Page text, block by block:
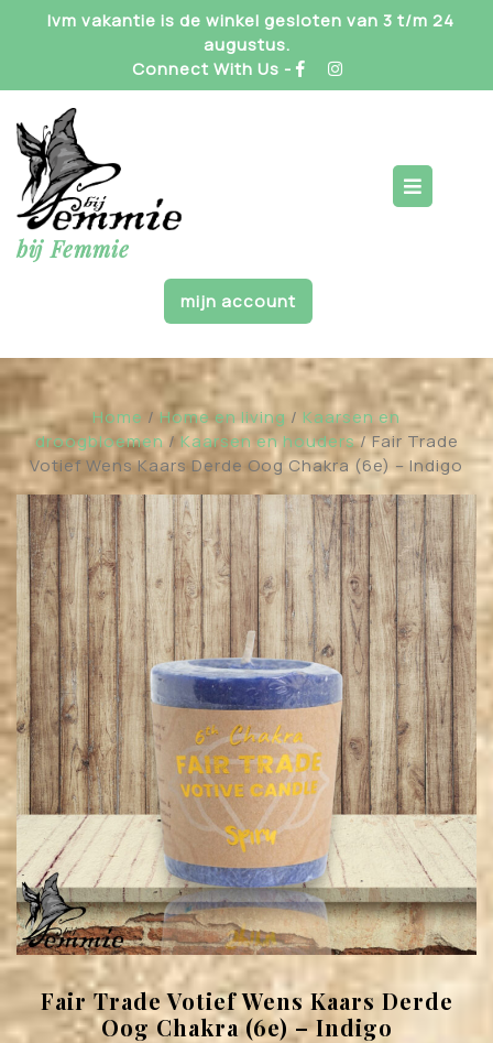
Ivm vakantie is de winkel gesloten van 3 t/m 24
augustus.
Connect With Us -
bij Femmie
mijn account
Home / Home en living / Kaarsen en
droogbloemen / Kaarsen en houders/ Fair Trade
Votief Wens Kaars Derde Oog Chakra (6e) – Indigo
Fair Trade Votief Wens Kaars Derde
Oog Chakra (6e) – Indigo